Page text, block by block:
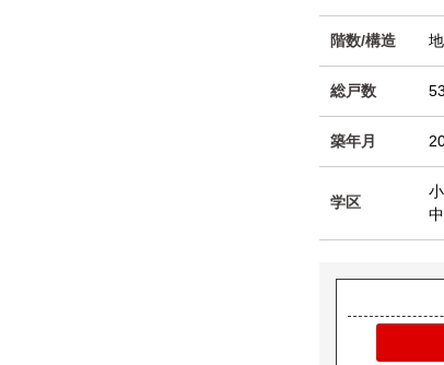
階数/構造
総戸数
築年月
学区